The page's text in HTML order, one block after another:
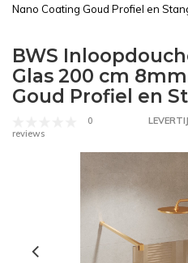
Nano Coating Goud Profiel en
BWS
Glas 200 cm
Goud Profiel en
0
reviews